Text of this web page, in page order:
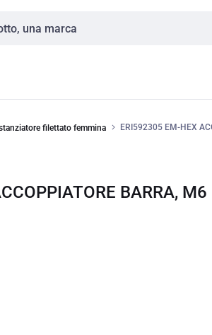
filettato femmina ERI592305 EM-HEX
BARRA, M6